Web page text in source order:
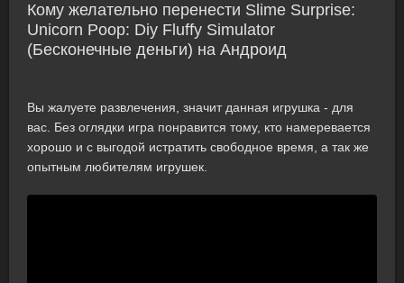
Кому желательно перенести Slime Surprise:
Unicorn Poop: Diy Fluffy Simulator
(Бесконечные деньги) на Андроид
Вы жалуете развлечения, значит данная игрушка - для
вас. Без оглядки игра понравится тому, кто намеревается
хорошо и с выгодой истратить свободное время, а так же
опытным любителям игрушек.